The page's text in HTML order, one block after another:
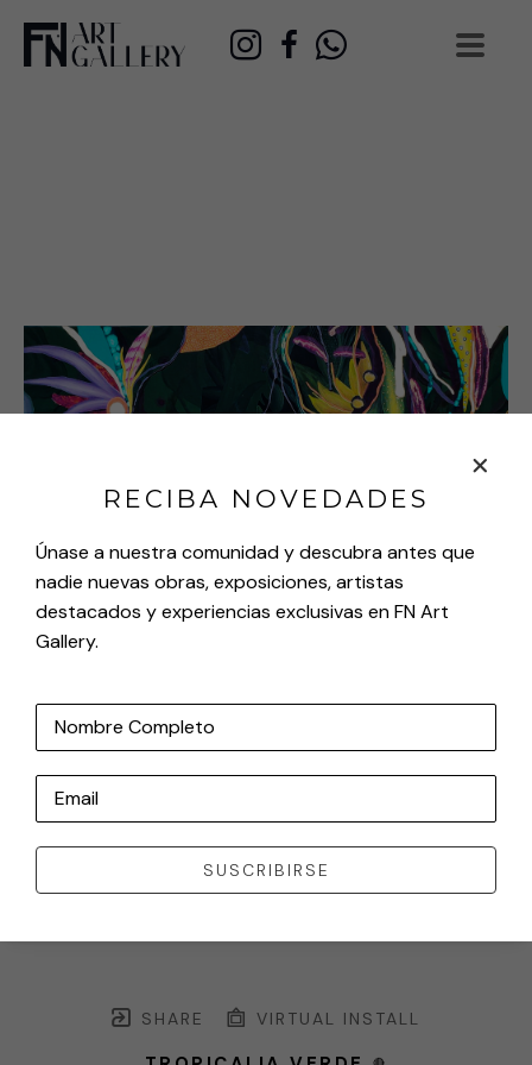
SHARE VIRTUAL INSTALL
RECIBA NOVEDADES
Únase a nuestra comunidad y descubra antes que
nadie nuevas obras, exposiciones, artistas
destacados y experiencias exclusivas en FN Art
Gallery.
Nombre Completo
Email
SUSCRIBIRSE